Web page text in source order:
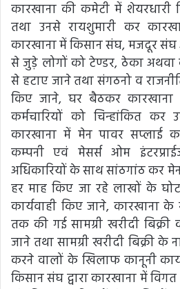
कारखाना की कमेटी में शेयरधारी
तथा उनसे रायशुमारी कर
कारखाना में किसान संघ, मजदूर संघ
से जुड़े लोगों को टेण्डर, ठेका अथवा
से हटाए जाने तथा संगठनो व
किए जाने, घर बैठकर
कर्मचारियों को चिन्हांकित कर
कारखाना में मेन पावर सप्लाई
कम्पनी एवं मेसर्स ओम
अधिकारियों के साथ सांठगांठ कर
हर माह किए जा रहे लाखों के
कार्यवाही किए जाने, कारखाना
तक की गई सामग्री खरीदी
जाने तथा सामग्री खरीदी बिक्री के
करने वालों के खिलाफ कानूनी
किसान संघ द्वारा कारखाना में